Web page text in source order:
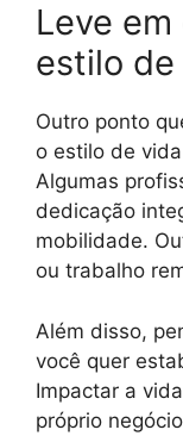
Leve
estilo
Outro ponto
o estilo de
Algumas
dedicação
mobilidade.
ou trabalho
Além disso,
você quer
Impactar a
próprio